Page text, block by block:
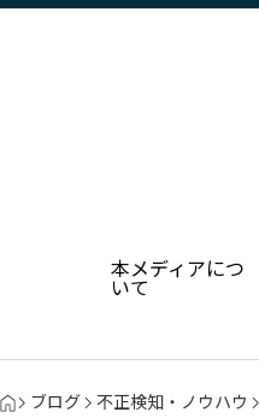
本メディアにつ
いて
ブログ 不正検知・ノウハウ